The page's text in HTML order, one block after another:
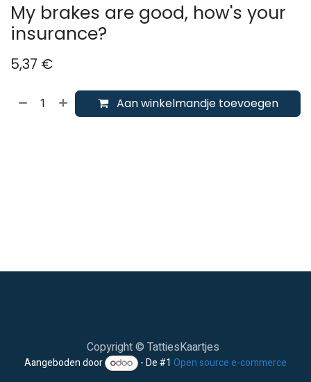
My brakes are good, how's your
insurance?
5,37 €
Aan winkelmandje toevoegen
Copyright © TattiesKaartjes
Aangeboden door - De #1Open source e-commerce